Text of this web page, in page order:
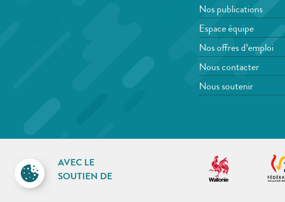
Nos publications
Espace équipe
Nos offres d’emploi
Nous contacter
Nous soutenir
AVEC LE
SOUTIEN DE